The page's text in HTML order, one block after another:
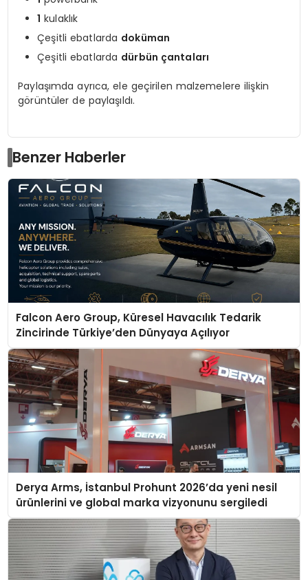
1 kulaklık
Çeşitli ebatlarda doküman
Çeşitli ebatlarda dürbün çantaları
Paylaşımda ayrıca, ele geçirilen malzemelere ilişkin
görüntüler de paylaşıldı.
Benzer Haberler
Falcon Aero Group, Küresel Havacılık Tedarik
Zincirinde Türkiye’den Dünyaya Açılıyor
Derya Arms, İstanbul Prohunt 2026’da yeni nesil
ürünlerini ve global marka vizyonunu sergiledi